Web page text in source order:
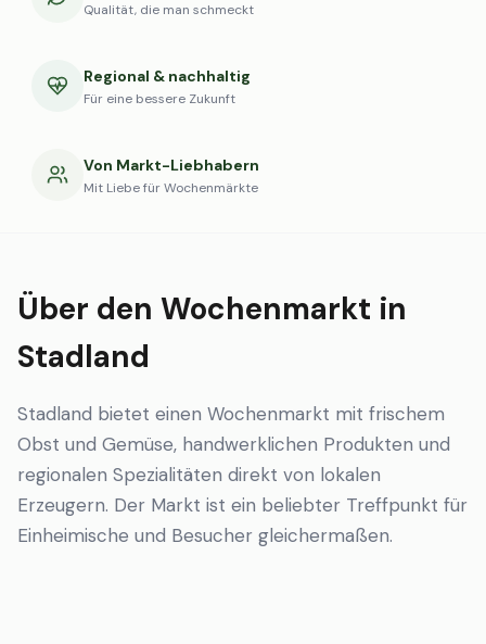
Qualität, die man schmeckt
Regional & nachhaltig
Für eine bessere Zukunft
Von Markt-Liebhabern
Mit Liebe für Wochenmärkte
Über den Wochenmarkt in
Stadland
Stadland bietet einen Wochenmarkt mit frischem
Obst und Gemüse, handwerklichen Produkten und
regionalen Spezialitäten direkt von lokalen
Erzeugern. Der Markt ist ein beliebter Treffpunkt für
Einheimische und Besucher gleichermaßen.